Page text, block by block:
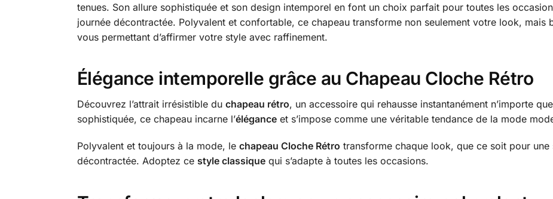
tenues. Son allure sophistiquée et son design intemporel en font un choix parfait pour toutes les
journée décontractée. Polyvalent et confortable, ce chapeau transforme non seulement votre look, mais
vous permettant d’affirmer votre style avec raffinement.
Élégance intemporelle grâce au Chapeau Cloche Rétro
Découvrez l’attrait irrésistible du chapeau rétro, un accessoire qui rehausse instantanément n’importe
sophistiquée, ce chapeau incarne l’éléganceet s’impose comme une véritable tendance de la mode
Polyvalent et toujours à la mode, le chapeau Cloche Rétro transforme chaque look, que ce soit pour
décontractée. Adoptez ce style classiquequi s’adapte à toutes les occasions.